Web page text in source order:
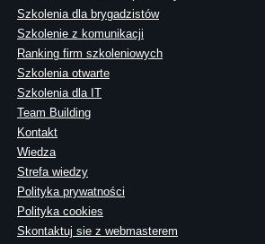
Szkolenia dla brygadzistów
Szkolenie z komunikacji
Ranking firm szkoleniowych
Szkolenia otwarte
Szkolenia dla IT
Team Building
Kontakt
Wiedza
Strefa wiedzy
Polityka prywatności
Polityka cookies
Skontaktuj sie z webmasterem